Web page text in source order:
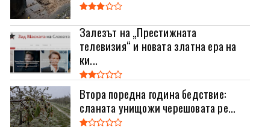
Залезът на „Престижната
телевизия“ и новата златна ера на
ки...
Втора поредна година бедствие:
сланата унищожи черешовата ре...